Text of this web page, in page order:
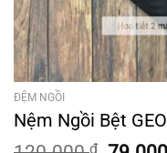
ĐỆM NGỒI
Nệm Ngồi Bệt
₫